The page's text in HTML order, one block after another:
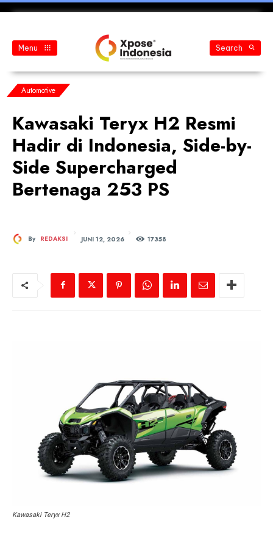
Menu Search
Automotive
Kawasaki Teryx H2 Resmi
Hadir di Indonesia, Side-by-
Side Supercharged
Bertenaga 253 PS
By REDAKSI JUNI 12, 2026 17358
Kawasaki Teryx H2